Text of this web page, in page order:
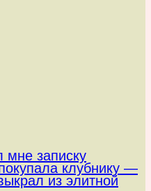
мне записку
клубнику —
из элитной